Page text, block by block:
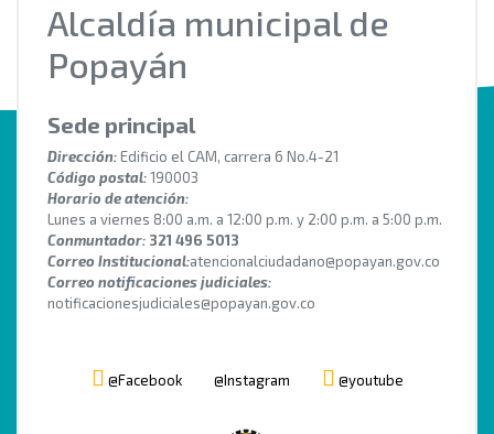
Alcaldía municipal de
Popayán
Sede principal
Dirección: Edificio el CAM, carrera 6 No.4-21
Código postal:190003
Horario de atención:
Lunes a viernes 8:00 a.m. a 12:00 p.m. y 2:00 p.m. a 5:00 p.m.
Conmuntador: 321 496 5013
Correo Institucional:atencionalciudadano@popayan.gov.co
Correo notificaciones judiciales:
notificacionesjudiciales@popayan.gov.co
@Facebook @Instagram @youtube